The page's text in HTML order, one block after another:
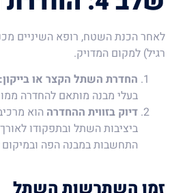
רגיל) למקום המדויק.
החדרת השתל הקצר או בייקון:
בעלי מבנה מותאם להחדרה
דיוק בזווית ההחדרה הוא
ביציבות השתל ובתפקודו
התחשבות במבנה הפה